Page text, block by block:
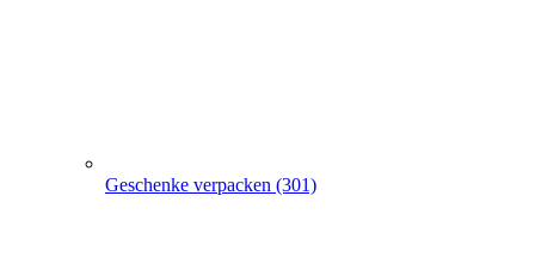
Geschenke verpacken (301)